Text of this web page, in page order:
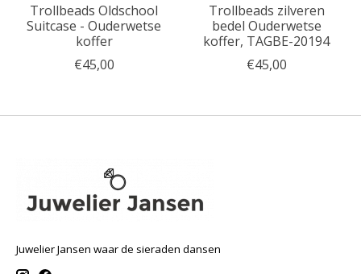
Trollbeads Oldschool
Suitcase - Ouderwetse
koffer
€45,00
Trollbeads zilveren
bedel Ouderwetse
koffer, TAGBE-20194
€45,00
Juwelier Jansen waar de sieraden dansen